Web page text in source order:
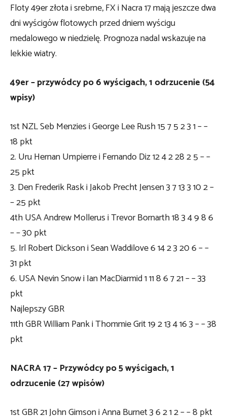
Floty 49er złota i srebrne, FX i Nacra 17 mają jeszcze dwa
dni wyścigów flotowych przed dniem wyścigu
medalowego w niedzielę. Prognoza nadal wskazuje na
lekkie wiatry.
49er – przywódcy po 6 wyścigach, 1 odrzucenie (54
wpisy)
1st NZL Seb Menzies i George Lee Rush 15 7 5 2 3 1 – –
18 pkt
2. Uru Hernan Umpierre i Fernando Diz 12 4 2 28 2 5 – –
25 pkt
3. Den Frederik Rask i Jakob Precht Jensen 3 7 13 3 10 2 –
– 25 pkt
4th USA Andrew Mollerus i Trevor Bornarth 18 3 4 9 8 6
– – 30 pkt
5. Irl Robert Dickson i Sean Waddilove 6 14 2 3 20 6 – –
31 pkt
6. USA Nevin Snow i Ian MacDiarmid 1 11 8 6 7 21 – – 33
pkt
Najlepszy GBR
11th GBR William Pank i Thommie Grit 19 2 13 4 16 3 – – 38
pkt
NACRA 17 – Przywódcy po 5 wyścigach, 1
odrzucenie (27 wpisów)
1st GBR 21 John Gimson i Anna Burnet 3 6 2 1 2 – – 8 pkt